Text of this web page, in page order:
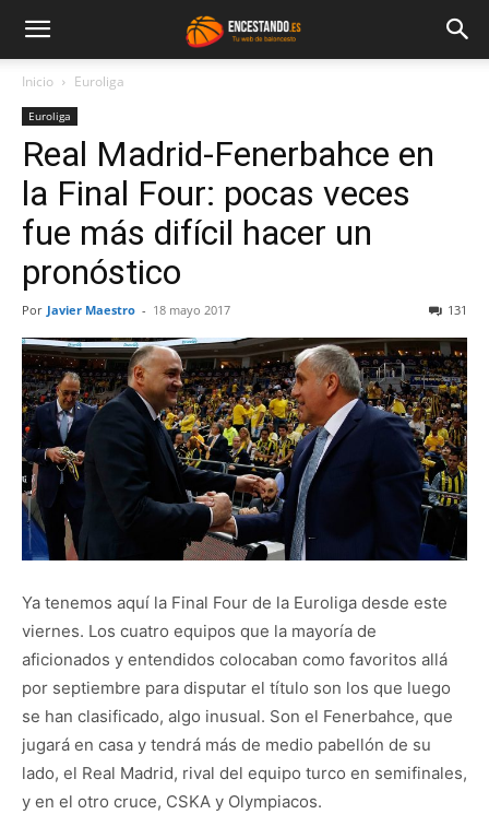
Inicio Euroliga
Euroliga
Real Madrid-Fenerbahce en
la Final Four: pocas veces
fue más difícil hacer un
pronóstico
Por Javier Maestro - 18 mayo 2017 131
Ya tenemos aquí la Final Four de la Euroliga desde este
viernes. Los cuatro equipos que la mayoría de
aficionados y entendidos colocaban como favoritos allá
por septiembre para disputar el título son los que luego
se han clasificado, algo inusual. Son el Fenerbahce, que
jugará en casa y tendrá más de medio pabellón de su
lado, el Real Madrid, rival del equipo turco en semifinales,
y en el otro cruce, CSKA y Olympiacos.